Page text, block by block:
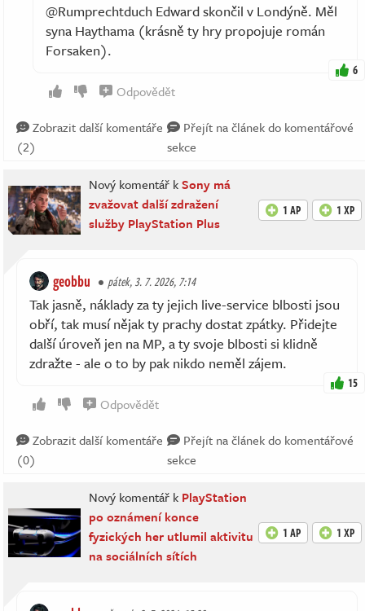
@Rumprechtduch Edward skončil v Londýně. Měl
syna Haythama (krásně ty hry propojuje román
Forsaken).
6
Odpovědět
Zobrazit další komentáře
(2)
Přejít na článek do komentářové
sekce
Nový komentář kSony má
zvažovat další zdražení
služby PlayStation Plus
1 AP 1 XP
geobbu pátek, 3. 7. 2026, 7:14
Tak jasně, náklady za ty jejich live-service blbosti jsou
obří, tak musí nějak ty prachy dostat zpátky. Přidejte
další úroveň jen na MP, a ty svoje blbosti si klidně
zdražte - ale o to by pak nikdo neměl zájem.
15
Odpovědět
Zobrazit další komentáře
(0)
Přejít na článek do komentářové
sekce
Nový komentář k PlayStation
po oznámení konce
fyzických her utlumil aktivitu
na sociálních sítích
1 AP 1 XP